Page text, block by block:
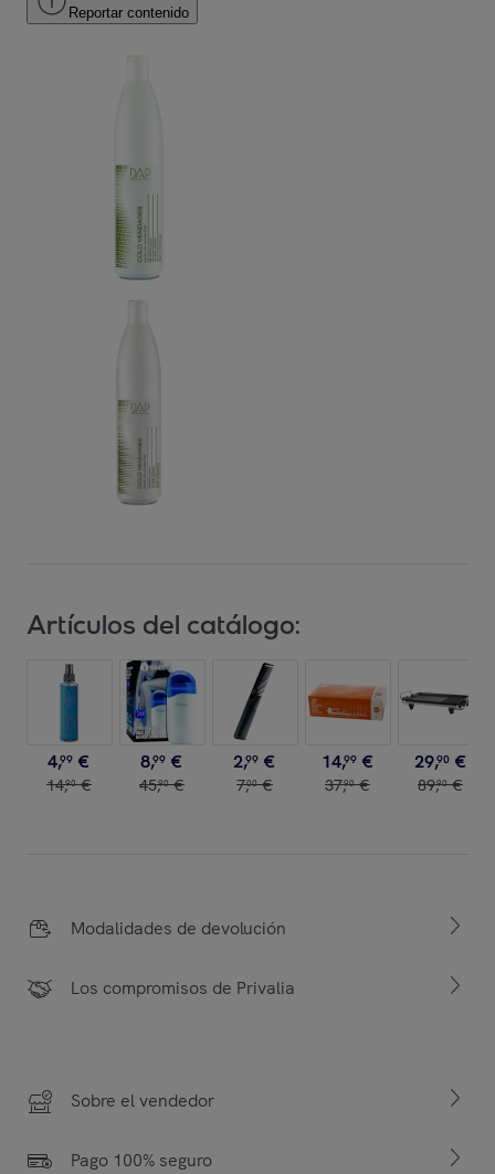
Reportar contenido
Artículos del catálogo:
4,99 €
14,90 €
8,99 €
45,90 €
2,99 €
7,00 €
14,99 €
37,90 €
29,90 €
89,90 €
Modalidades de devolución
Los compromisos de Privalia
Sobre el vendedor
Pago 100% seguro